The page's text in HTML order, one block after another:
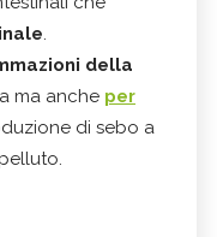
.
della
ma anche per
di sebo a